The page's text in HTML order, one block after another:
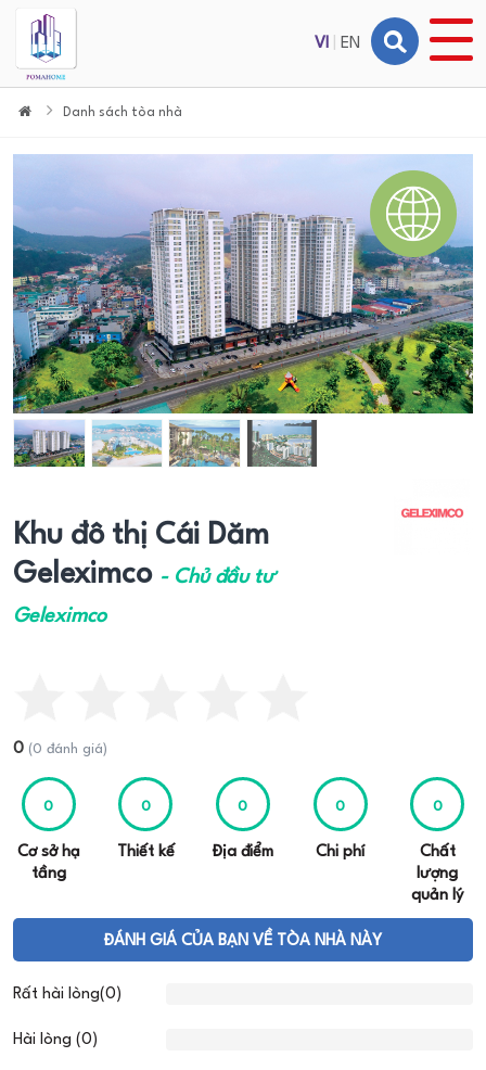
VI| EN
Danh sách tòa nhà
Khu đô thị Cái Dăm
Geleximco - Chủ đầu tư
Geleximco
0 (0 đánh giá)
0
Cơ sở hạ
tầng
0
Thiết kế
0
Địa điểm
0
Chi phí
0
Chất
lượng
quản lý
ĐÁNH GIÁ CỦA BẠN VỀ TÒA NHÀ NÀY
Rất hài lòng(0)
Hài lòng (0)